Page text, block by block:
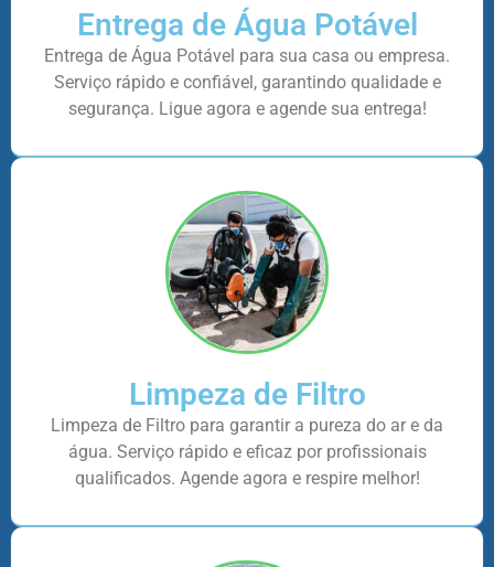
Entrega de Água Potável
Entrega de Água Potável para sua casa ou empresa.
Serviço rápido e confiável, garantindo qualidade e
segurança. Ligue agora e agende sua entrega!
Limpeza de Filtro
Limpeza de Filtro para garantir a pureza do ar e da
água. Serviço rápido e eficaz por profissionais
qualificados. Agende agora e respire melhor!